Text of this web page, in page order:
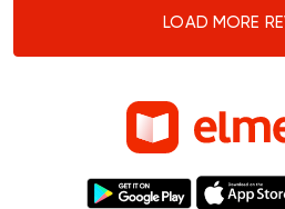
LOAD MORE